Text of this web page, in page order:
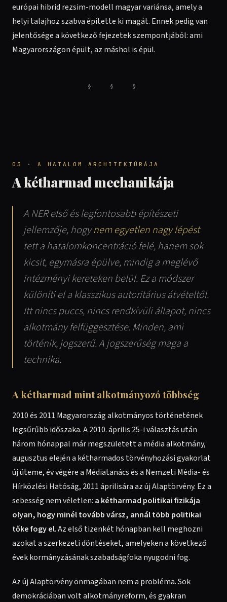
európai hibrid rezsim-modell magyar variánsa, amely a
helyi talajhoz szabva építette ki magát. Ennek pedig van
jelentősége a következő fejezetek szempontjából: ami
Magyarországon épült, az máshol is épül.
§ § §
03 · A HATALOM ARCHITEKTÚRÁJA
A kétharmad mechanikája
A NER első és legfontosabb építészeti
jellemzője, hogynem egyetlen nagy lépést
tett a hatalomkoncentráció felé, hanem sok
kicsit, egymásra épülve, mindig a meglévő
intézményi kereteken belül. Ez a módszer
különíti el a klasszikus autoritárius átvételtől.
Itt nincs puccs, nincs rendkívüli állapot, nincs
alkotmány felfüggesztése. Minden, ami
történik, jogszerű. A jogszerűség maga a
technika.
A kétharmad mint alkotmányozó többség
2010 és 2011 Magyarország alkotmányos történetének
legsűrűbb időszaka. A 2010. április 25-i választás után
három hónappal már megszületett a média alkotmány,
augusztus elején a kétharmados törvényhozási gyakorlat
új üteme, év végére a Médiatanács és a Nemzeti Média- és
Hírközlési Hatóság, 2011 áprilisára az új Alaptörvény. Ez a
sebesség nem véletlen: a kétharmad politikai fizikája
olyan, hogy minél tovább vársz, annál több politikai
tőke fogy el. Az első tizenkét hónapban kell meghozni
azokat a szerkezeti döntéseket, amelyeken a következő
évek kormányzásának szabadságfoka nyugodni fog.
Az új Alaptörvény önmagában nem a probléma. Sok
demokráciában volt alkotmányreform, és gyakran